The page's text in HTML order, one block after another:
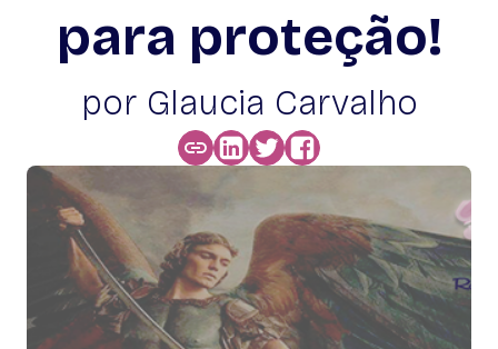
para proteção!
por Glaucia Carvalho